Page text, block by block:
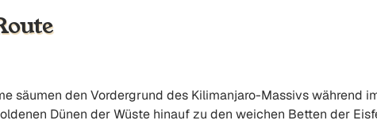
säumen den Vordergrund des Kilimanjaro-Massivs
Dünen der Wüste hinauf zu den weichen Betten der